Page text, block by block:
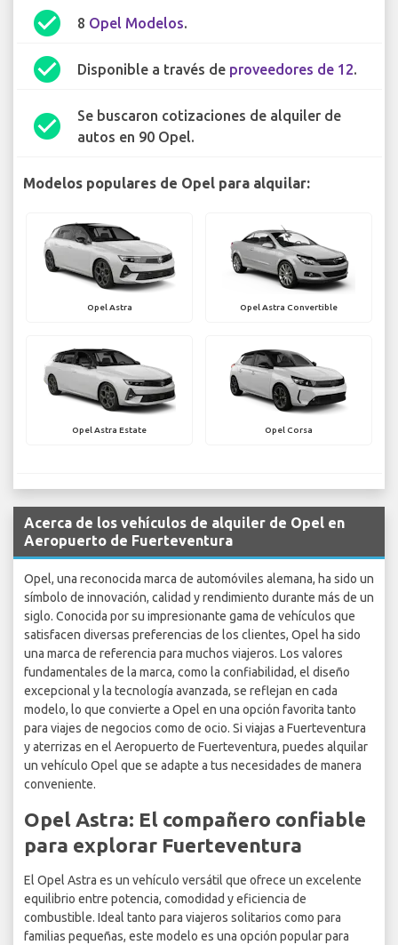
check_circle 8 Opel Modelos.
check_circle Disponible a través de proveedores de 12.
check_circle
Se buscaron cotizaciones de alquiler de
autos en 90 Opel.
Modelos populares de Opel para alquilar:
Opel Astra Opel Astra Convertible
Opel Astra Estate Opel Corsa
Acerca de los vehículos de alquiler de Opel en
Aeropuerto de Fuerteventura
Opel, una reconocida marca de automóviles alemana, ha sido un
símbolo de innovación, calidad y rendimiento durante más de un
siglo. Conocida por su impresionante gama de vehículos que
satisfacen diversas preferencias de los clientes, Opel ha sido
una marca de referencia para muchos viajeros. Los valores
fundamentales de la marca, como la confiabilidad, el diseño
excepcional y la tecnología avanzada, se reflejan en cada
modelo, lo que convierte a Opel en una opción favorita tanto
para viajes de negocios como de ocio. Si viajas a Fuerteventura
y aterrizas en el Aeropuerto de Fuerteventura, puedes alquilar
un vehículo Opel que se adapte a tus necesidades de manera
conveniente.
Opel Astra: El compañero confiable
para explorar Fuerteventura
El Opel Astra es un vehículo versátil que ofrece un excelente
equilibrio entre potencia, comodidad y eficiencia de
combustible. Ideal tanto para viajeros solitarios como para
familias pequeñas, este modelo es una opción popular para